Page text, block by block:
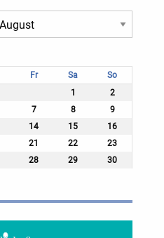
Fr Sa
So
1
2
7 8
9
14 15
16
21 22
23
28 29
30